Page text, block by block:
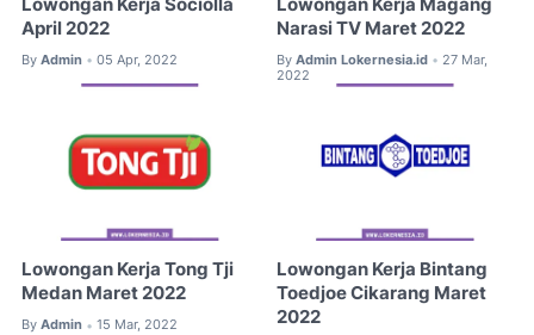
Lowongan Kerja Sociolla
April 2022
By Admin • 05 Apr, 2022
Lowongan Kerja Magang
Narasi TV Maret 2022
By Admin Lokernesia.id • 27 Mar,
2022
Lowongan Kerja Tong Tji
Medan Maret 2022
By Admin • 15 Mar, 2022
Lowongan Kerja Bintang
Toedjoe Cikarang Maret
2022